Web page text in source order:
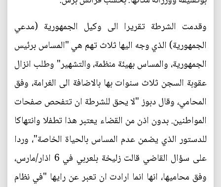
وقدمت الشرطة تقريرا الى وكيل الجمهورية (مدعي
الجمهورية) الذي وجه اليها ثلاث تهم هي "المساس برئيس
الجمهورية، والمساس بهيئة منظمة، والتشهير" وطلب انزال
عقوبة السجن ثلاث سنوات بها بالاضافة الى الغرامة، وفق
المحامي، وقال دبوز "لا يحق للشرطة ان تتفحص صفحات
المواطنين. بدون اذن من القضاء يعتبر هذا تطفلا وانتهاكا
للدستور الذي يضمن عدم المساس بالحياة الخاصة"، وردا
على سؤال القاضي قالت زليخة بلعربي في 6 اذار/مارس،
وفق محاميها، انها انما ارادت ان تعبر عن رايها "في نظام